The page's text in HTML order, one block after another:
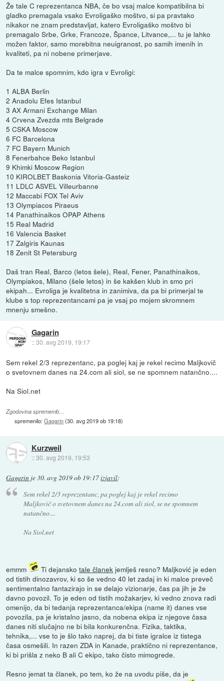
Že tale C reprezentanca NBA, če bo vsaj malce kompatibilna bi
gladko premagala vsako Evroligaško moštvo, si pa pravtako
nikakor ne znam predstavljat, katero Evroligaško moštvo bi
premagalo Srbe, Grke, Francoze, Špance, Litvance,... tu je lahko
možen faktor, samo morebitna neuigranost, po samih imenih in
kvaliteti, pa ni nobene primerjave.
Da te malce spomnim, kdo igra v Evroligi:
1 ALBA Berlin
2 Anadolu Efes Istanbul
3 AX Armani Exchange Milan
4 Crvena Zvezda mts Belgrade
5 CSKA Moscow
6 FC Barcelona
7 FC Bayern Munich
8 Fenerbahce Beko Istanbul
9 Khimki Moscow Region
10 KIROLBET Baskonia Vitoria-Gasteiz
11 LDLC ASVEL Villeurbanne
12 Maccabi FOX Tel Aviv
13 Olympiacos Piraeus
14 Panathinaikos OPAP Athens
15 Real Madrid
16 Valencia Basket
17 Zalgiris Kaunas
18 Zenit St Petersburg
Daš tran Real, Barco (letos šele), Real, Fener, Panathinaikos,
Olympiakos, Milano (šele letos) in še kakšen klub in smo pri
ekipah... Evroliga je kvalitetna in zanimiva, da pa bi primerjal te
klube s top reprezentancami pa je vsaj po mojem skromnem
mnenju smešno.
Gagarin
::30. avg 2019, 19:17
Sem rekel 2/3 reprezentanc, pa poglej kaj je rekel recimo Maljkovič
o svetovnem danes na 24.com ali siol, se ne spomnem natančno....
Na Siol.net
Zgodovina sprememb…
spremenilo:Gagarin(30. avg 2019 ob 19:18)
Kurzweil
::30. avg 2019, 19:53
Gagarin je30. avg 2019 ob 19:17izjavil:
Sem rekel 2/3 reprezentanc, pa poglej kaj je rekel recimo
Maljkovič o svetovnem danes na 24.com ali siol, se ne spomnem
natančno....
Na Siol.net
emmm Ti dejanskotale članek jemlješ resno? Maljković je eden
od tistih dinozavrov, ki so še vedno 40 let zadaj in ki malce preveč
sentimentalno fantazirajo in se delajo vizionarje, čas pa jih je že
davno povozil. To je eden od tistih možakarjev, ki vedno znova radi
omenijo, da bi tedanja reprezentanca/ekipa (name it) danes vse
povozila, pa je kristalno jasno, da nobena ekipa iz njegove časa
danes niti slučajno ne bi bila konkurenčna. Fizika, taktika,
tehnika,... vse to je šlo tako naprej, da bi tiste igralce iz tistega
časa osmešili. In razen ZDA in Kanade, praktično ni reprezentance,
ki bi prišla z neko B ali C ekipo, tako čisto mimogrede.
Resno jemat ta članek, po tem, ko že na uvodu piše, da je